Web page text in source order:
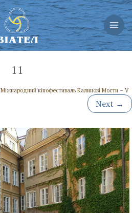
11
Міжнародний кінофестиваль Калинові Мости – V
Next →